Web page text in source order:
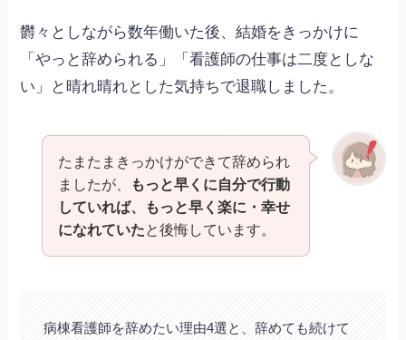
欝々としながら数年働いた後、結婚をきっかけに
「やっと辞められる」「看護師の仕事は二度としな
い」と晴れ晴れとした気持ちで退職しました。
たまたまきっかけができて辞められ
ましたが、
もっと早くに自分で行動
していれば、もっと早く楽に・幸せ
になれていたと後悔しています。
病棟看護師を辞めたい理由4選と、辞めても続けて